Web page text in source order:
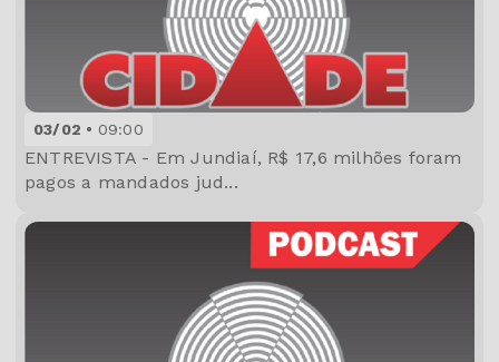
03/02 09:00
ENTREVISTA - Em Jundiaí, R$ 17,6 milhões foram
pagos a mandados jud...